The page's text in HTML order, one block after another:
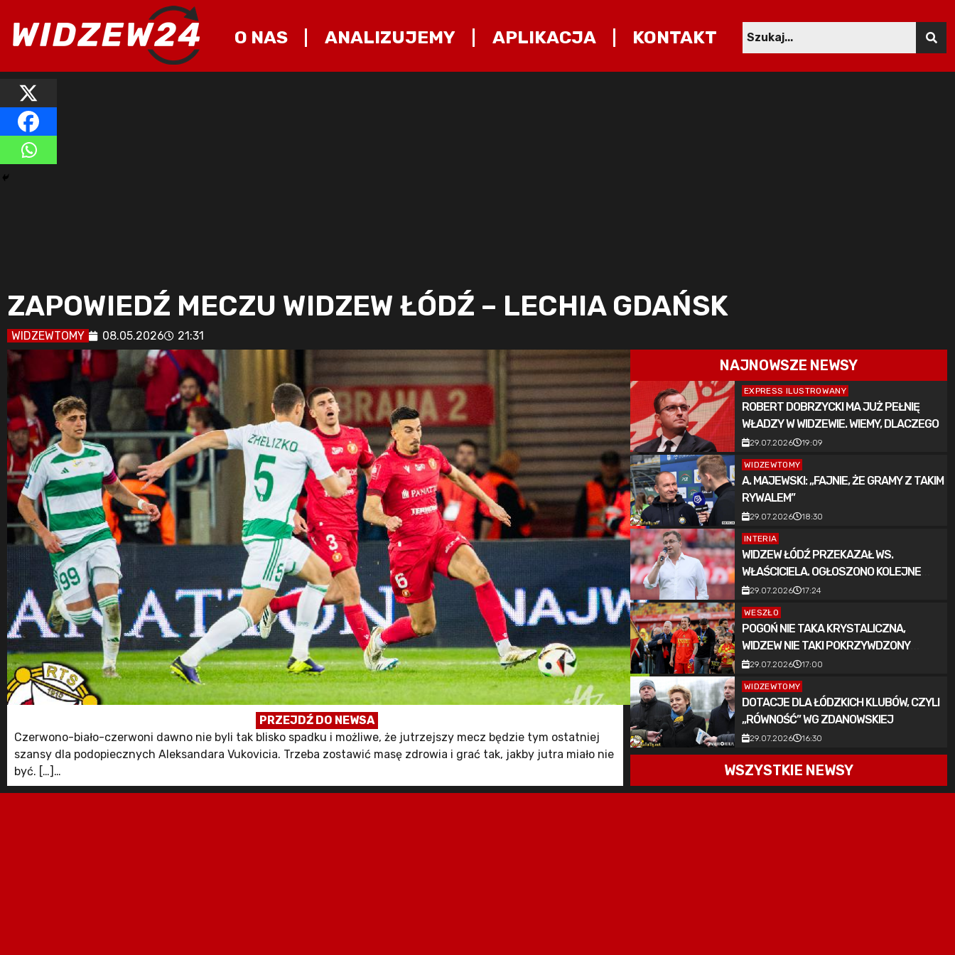
O NAS ANALIZUJEMY APLIKACJA KONTAKT
ZAPOWIEDŹ MECZU WIDZEW ŁÓDŹ – LECHIA GDAŃSK
WIDZEWTOMY 08.05.2026 21:31
PRZEJDŹ DO NEWSA
Czerwono-biało-czerwoni dawno nie byli tak blisko spadku i możliwe, że jutrzejszy mecz będzie tym ostatniej
szansy dla podopiecznych Aleksandara Vukovicia. Trzeba zostawić masę zdrowia i grać tak, jakby jutra miało nie
być. […]
Post Zapowiedź meczu Widzew Łódź – Lechia Gdańsk pochodz ze strony WidzewToMy - Oficjalny portal kibiców
NAJNOWSZE NEWSY
EXPRESS ILUSTROWANY
ROBERT DOBRZYCKI MA JUŻ PEŁNIĘ
WŁADZY W WIDZEWIE. WIEMY, DLACZEGO
29.07.2026 19:09
WIDZEWTOMY
A. MAJEWSKI: „FAJNIE, ŻE GRAMY Z TAKIM
RYWALEM”
29.07.2026 18:30
INTERIA
WIDZEW ŁÓDŹ PRZEKAZAŁ WS.
WŁAŚCICIELA. OGŁOSZONO KOLEJNE
ZMIANY
29.07.2026 17:24
WESZŁO
POGOŃ NIE TAKA KRYSTALICZNA,
WIDZEW NIE TAKI POKRZYWDZONY
[KOMENTARZ]
29.07.2026 17:00
WIDZEWTOMY
DOTACJE DLA ŁÓDZKICH KLUBÓW, CZYLI
„RÓWNOŚĆ” WG ZDANOWSKIEJ
29.07.2026 16:30
WSZYSTKIE NEWSY